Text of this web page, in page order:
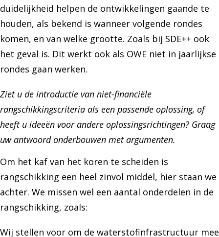
duidelijkheid helpen de ontwikkelingen gaande te
houden, als bekend is wanneer volgende rondes
komen, en van welke grootte. Zoals bij SDE++ ook
het geval is. Dit werkt ook als OWE niet in jaarlijkse
rondes gaan werken.
Ziet u de introductie van niet-financiële
rangschikkingscriteria als een passende oplossing, of
heeft u ideeën voor andere oplossingsrichtingen? Graag
uw antwoord onderbouwen met argumenten.
Om het kaf van het koren te scheiden is
rangschikking een heel zinvol middel, hier staan we
achter. We missen wel een aantal onderdelen in de
rangschikking, zoals:
Wij stellen voor om de waterstofinfrastructuur mee